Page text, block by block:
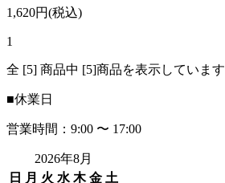
1,620円(税込)
1
全 [5] 商品中 [5]商品を表示しています
■休業日
営業時間：9:00 〜 17:00
2026年8月
日
月 火 水 木 金 土